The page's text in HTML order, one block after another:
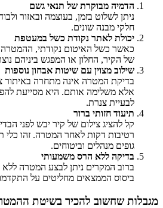
הדמיה מבוקרת של תנאי גשם
ניתן לשלוט בזמן, בעוצמה ובאזור
חלקי מבנה שונים.
יכולת לאתר נקודת כשל במעטפת
כאשר כשל האיטום נקודתי,
של הקיר, החלון או המפגש ביניהם
שילוב מצוין עם שיטות אבחון נוספות
בדיקת המטרה אינה מתחרה באיתור
אלא משלימה אותם. היא מסייעת
לבעיית צנרת.
תיעוד חזותי ברור
קל להציג צילום של קיר יבש לפני
רטיבות דקות לאחר המטרה. זהו כלי
גופים מנהלים וביטוחים.
בדיקה ללא הרס משמעותי
ברוב המקרים ניתן לבצע המטרה
ביסוס הממצאים מחליטים על
מגבלות שחשוב להכיר בשיטת